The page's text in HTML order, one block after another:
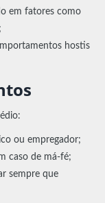
em fatores como
hostis
ou empregador;
caso de má-fé;
sempre que